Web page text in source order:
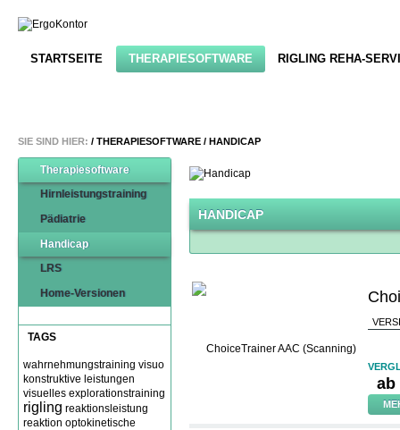
STARTSEITE THERAPIESOFTWARE RIGLING REHA-
SIE SIND HIER: / THERAPIESOFTWARE / HANDICAP
Therapiesoftware
Hirnleistungstraining
Pädiatrie
Handicap
LRS
Home-Versionen
TAGS
wahrnehmungstraining visuo
konstruktive leistungen
visuelles explorationstraining
rigling reaktionsleistung
reaktion optokinetische
HANDICAP
ab